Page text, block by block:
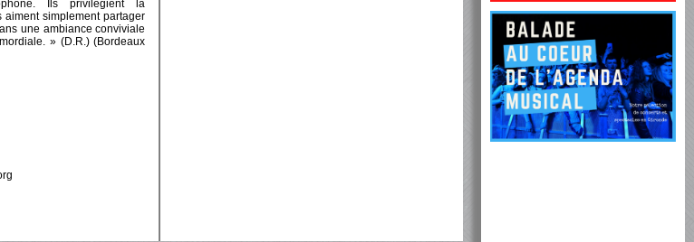
Ils privilégient la
aiment simplement partager
une ambiance conviviale
» (D.R.) (Bordeaux